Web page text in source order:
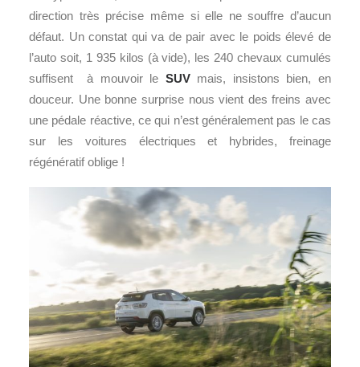
direction très précise même si elle ne souffre d’aucun
défaut. Un constat qui va de pair avec le poids élevé de
l’auto soit, 1 935 kilos (à vide), les 240 chevaux cumulés
suffisent à mouvoir le SUVmais, insistons bien, en
douceur. Une bonne surprise nous vient des freins avec
une pédale réactive, ce qui n’est généralement pas le cas
sur les voitures électriques et hybrides, freinage
régénératif oblige !